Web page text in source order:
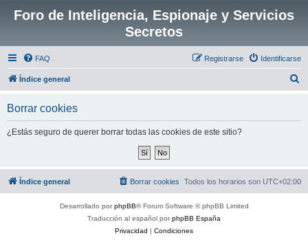
Foro de Inteligencia, Espionaje y Servicios
Secretos
FAQ Identificarse
Registrarse
Índice general
Borrar cookies
¿Estás seguro de querer borrar todas las cookies de este sitio?
Índice general Todos los horarios son UTC+02:00
Borrar cookies
Desarrollado porphpBB® Forum Software © phpBB Limited
Traducción al español porphpBB España
Privacidad | Condiciones